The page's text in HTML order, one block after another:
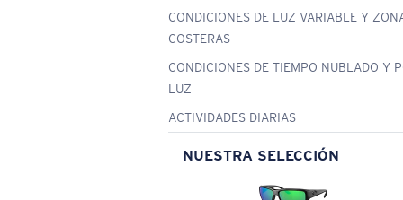
CONDICIONES DE LUZ VARIABLE Y
COSTERAS
CONDICIONES DE TIEMPO NUBLADO Y
LUZ
ACTIVIDADES DIARIAS
NUESTRA SELECCIÓN